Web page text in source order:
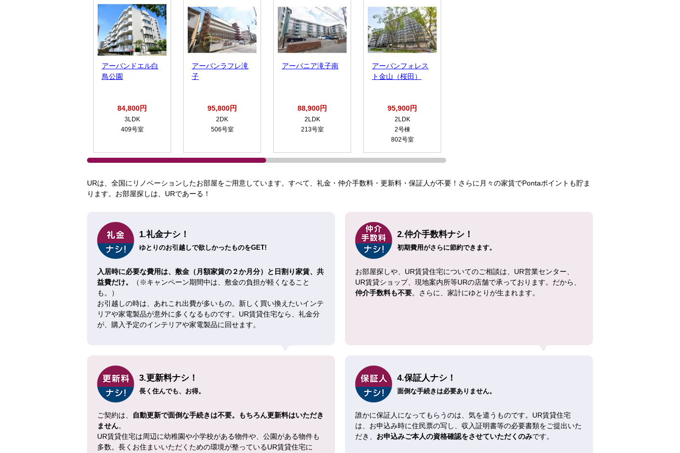
アーバンドエル白
鳥公園
84,800円
3LDK
409号室
アーバンラフレ滝
子
95,800円
2DK
506号室
アーバニア滝子南
88,900円
2LDK
213号室
アーバンフォレス
ト金山（桜田）
95,900円
2LDK
2号棟
802号室
URは、全国にリノベーションしたお部屋をご用意しています。すべて、礼金・仲介手数料・更新料・保証人が不要！さらに月々の家賃でPontaポイントも貯ま
ります。お部屋探しは、URであーる！
1.礼金ナシ！
ゆとりのお引越しで欲しかったものをGET!
入居時に必要な費用は、敷金（月額家賃の２か月分）と日割り家賃、共
益費だけ。
（※キャンペーン期間中は、敷金の負担が軽くなること
も。）
お引越しの時は、あれこれ出費が多いもの。新しく買い換えたいインテ
リアや家電製品が意外に多くなるものです。UR賃貸住宅なら、礼金分
が、購入予定のインテリアや家電製品に回せます。
2.仲介手数料ナシ！
初期費用がさらに節約できます。
お部屋探しや、UR賃貸住宅についてのご相談は、UR営業センター、
UR賃貸ショップ、現地案内所等URの店舗で承っております。だから、
仲介手数料も不要。さらに、家計にゆとりが生まれます。
3.更新料ナシ！
長く住んでも、お得。
ご契約は、
自動更新で面倒な手続きは不要。もちろん更新料はいただき
ません。
UR賃貸住宅は周辺に幼稚園や小学校がある物件や、公園がある物件も
多数。長くお住まいいただくための環境が整っているUR賃貸住宅に
4.保証人ナシ！
面倒な手続きは必要ありません。
誰かに保証人になってもらうのは、気を遣うものです。UR賃貸住宅
は、お申込み時に住民票の写し、収入証明書等の必要書類をご提出いた
だき、 お申込みご本人の資格確認をさせていただくのみです。